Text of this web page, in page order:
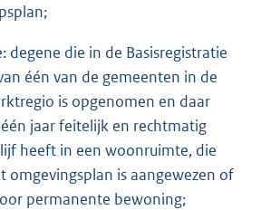
degene die in de Basisregistratie
één van de gemeenten in de
is opgenomen en daar
jaar feitelijk en rechtmatig
heeft in een woonruimte, die
omgevingsplan is aangewezen of
permanente bewoning;